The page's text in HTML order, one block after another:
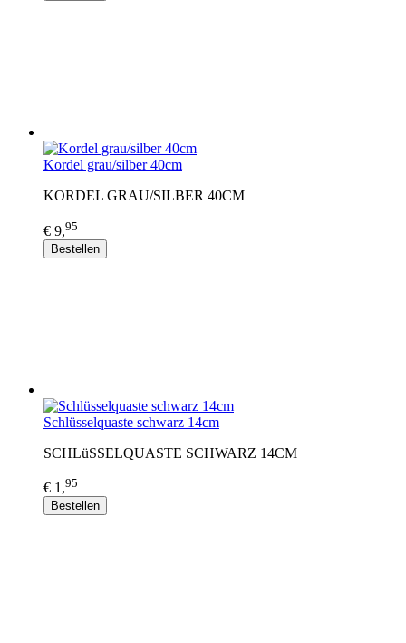
Kordel grau/silber 40cm
KORDEL GRAU/SILBER 40CM
€ 9,95
Bestellen
Schlüsselquaste schwarz 14cm
SCHLüSSELQUASTE SCHWARZ 14CM
€ 1,95
Bestellen